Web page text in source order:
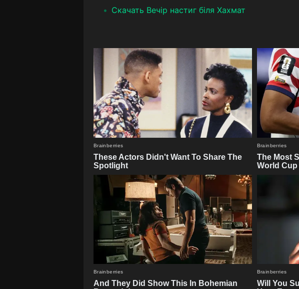
Скачать Вечір настиг біля Хахмат